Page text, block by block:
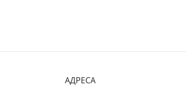
АДРЕСА